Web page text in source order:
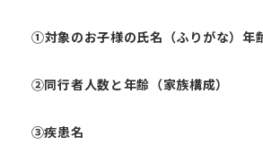
①対象のお子様の氏名（ふりがな）年
②同行者人数と年齢（家族構成）
③疾患名